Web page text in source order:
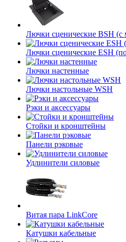
Лючки сценические BSH
Лючки сценические ESH
Лючки настенные
Лючки настольные WSH
Рэки и аксессуары
Стойки и кронштейны
Панели рэковые
Удлинители силовые
Витая пара LinkCore
Катушки кабельные